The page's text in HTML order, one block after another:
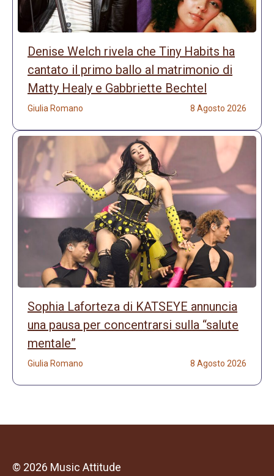
Denise Welch rivela che Tiny Habits ha
cantato il primo ballo al matrimonio di
Matty Healy e Gabbriette Bechtel
Giulia Romano 8 Agosto 2026
Sophia Laforteza di KATSEYE annuncia
una pausa per concentrarsi sulla “salute
mentale”
Giulia Romano 8 Agosto 2026
© 2026 Music Attitude